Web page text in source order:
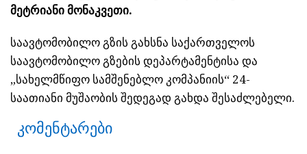
მეტრიანი მონაკვეთი.
საავტომობილო გზის გახსნა საქართველოს
საავტომობილო გზების დეპარტამენტისა და
„სახელმწიფო სამშენებლო კომპანიის“ 24-
საათიანი მუშაობის შედეგად გახდა შესაძლებელი.
კომენტარები